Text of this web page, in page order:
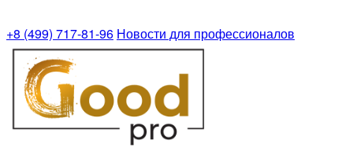
+8 (499) 717-81-96 Новости для профессионалов